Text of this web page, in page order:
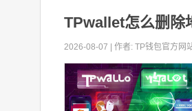
TPwallet怎么删除
2026-08-07 | 作者: TP钱包官方网站